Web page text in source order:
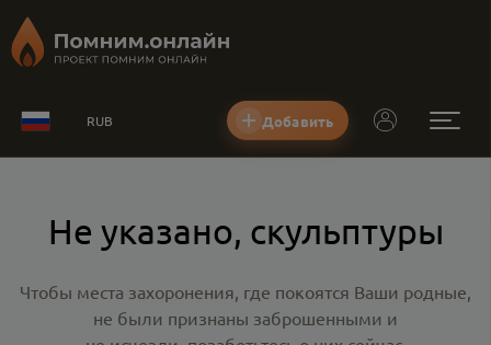
RUB Добавить
Не указано, скульптуры
Чтобы места захоронения, где покоятся Ваши родные,
не были признаны заброшенными и